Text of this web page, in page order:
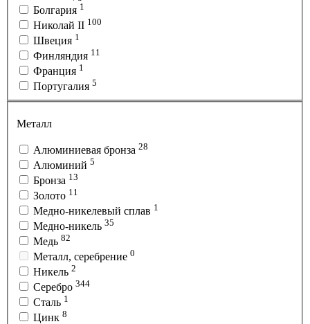
Болгария 1
Николай II 100
Швеция 1
Финляндия 11
Франция 1
Португалия 5
Металл
Алюминиевая бронза 28
Алюминий 5
Бронза 13
Золото 11
Медно-никелевый сплав 1
Медно-никель 35
Медь 82
Металл, серебрение 0
Никель 2
Серебро 344
Сталь 1
Цинк 8